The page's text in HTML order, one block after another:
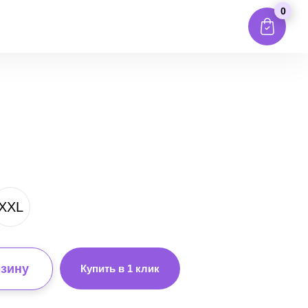
0
Купить в 1 клик